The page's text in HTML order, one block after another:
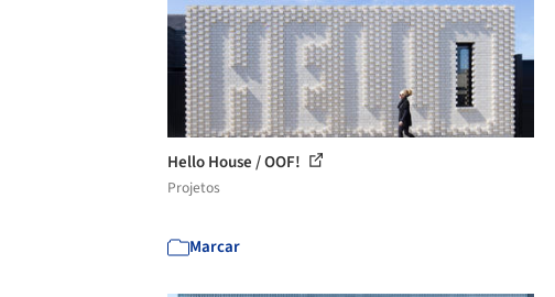
Hello House / OOF!
Projetos
Marcar